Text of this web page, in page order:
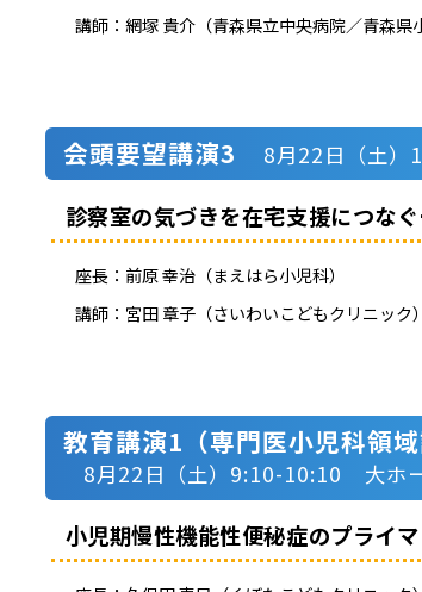
講師： 網塚 貴介（青森県立中央病院／青森県
会頭要望講演3 8月22日（土
診察室の気づきを在宅支援につな
座長： 前原 幸治（まえはら小児科）
講師： 宮田 章子（さいわいこどもクリニック）
教育講演1（専門医小児科領域
8月22日（土）9:10-10:10 大ホ
小児期慢性機能性便秘症のプライ